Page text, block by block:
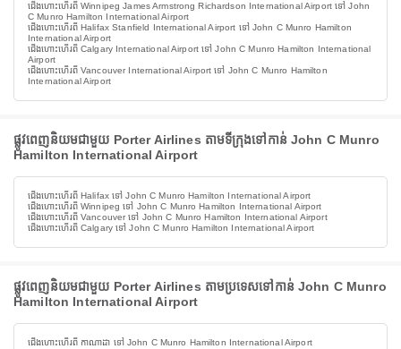
ជើងហោះហើរពី Winnipeg James Armstrong Richardson International Airport ទៅ John
C Munro Hamilton International Airport
ជើងហោះហើរពី Halifax Stanfield International Airport ទៅ John C Munro Hamilton
International Airport
ជើងហោះហើរពី Calgary International Airport ទៅ John C Munro Hamilton International
Airport
ជើងហោះហើរពី Vancouver International Airport ទៅ John C Munro Hamilton
International Airport
ផ្លូវពេញនិយមជាមួយ Porter Airlines តាមទីក្រុងទៅកាន់ John C Munro
Hamilton International Airport
ជើងហោះហើរពី Halifax ទៅ John C Munro Hamilton International Airport
ជើងហោះហើរពី Winnipeg ទៅ John C Munro Hamilton International Airport
ជើងហោះហើរពី Vancouver ទៅ John C Munro Hamilton International Airport
ជើងហោះហើរពី Calgary ទៅ John C Munro Hamilton International Airport
ផ្លូវពេញនិយមជាមួយ Porter Airlines តាមប្រទេសទៅកាន់ John C Munro
Hamilton International Airport
ជើងហោះហើរពី កាណាដា ទៅ John C Munro Hamilton International Airport